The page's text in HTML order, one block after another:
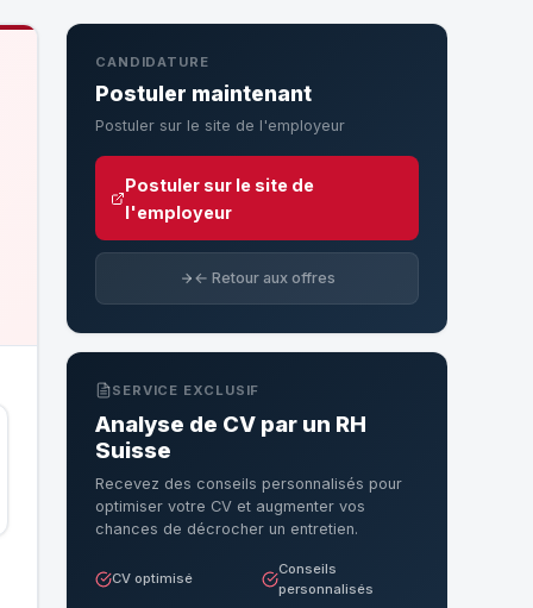
CANDIDATURE
Postuler maintenant
Postuler sur le site de l'employeur
Postuler sur le site de
l'employeur
← Retour aux offres
SERVICE EXCLUSIF
Analyse de CV par un RH
Suisse
Recevez des conseils personnalisés pour
optimiser votre CV et augmenter vos
chances de décrocher un entretien.
CV optimisé
Conseils
personnalisés